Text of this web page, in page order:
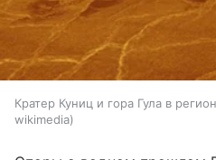
Кратер Куниц и гора Гула в
wikimedia